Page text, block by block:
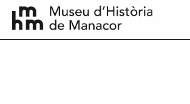
Vés al contingut
Main
navigation